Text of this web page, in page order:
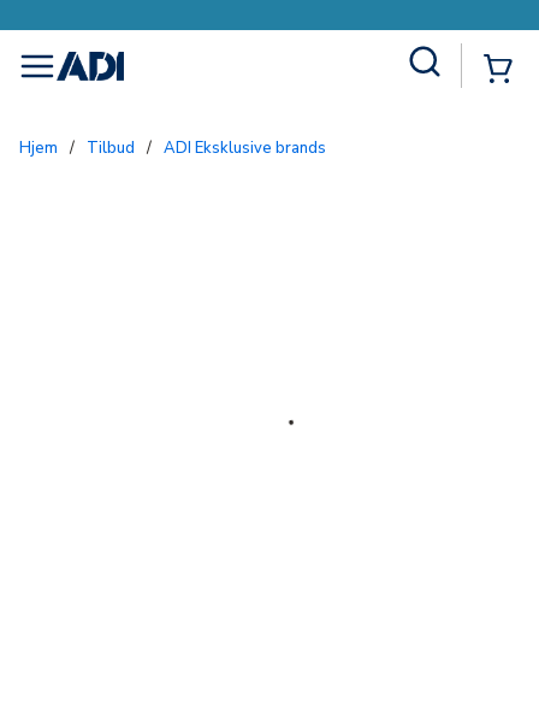
menu
Hjem / Tilbud / ADI Eksklusive brands